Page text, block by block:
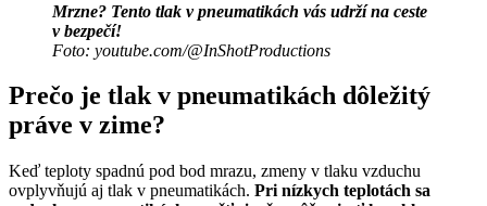
Mrzne? Tento tlak v pneumatikách vás udrží na ceste
v bezpečí!
Foto: youtube.com/@InShotProductions
Prečo je tlak v pneumatikách dôležitý
práve v zime?
Keď teploty spadnú pod bod mrazu, zmeny v tlaku vzduchu
ovplyvňujú aj tlak v pneumatikách. Pri nízkych teplotách sa